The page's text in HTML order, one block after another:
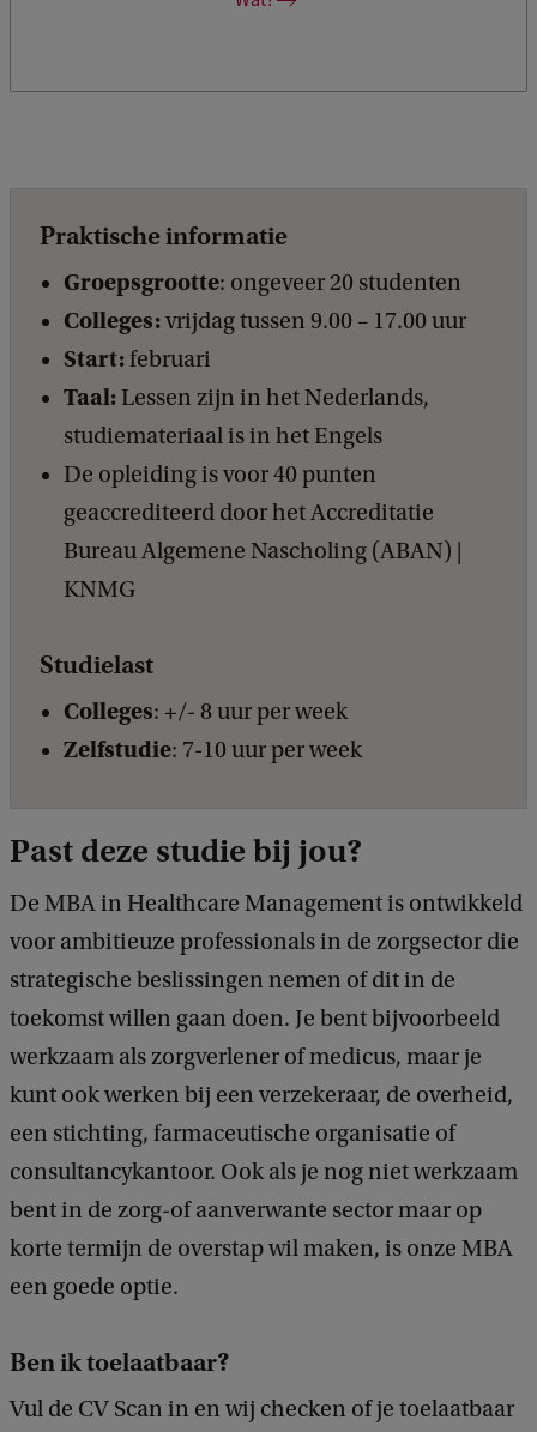
Praktische informatie
Groepsgrootte: ongeveer 20 studenten
Colleges:vrijdag tussen 9.00 – 17.00 uur
Start:februari
Taal: Lessen zijn in het Nederlands,
studiemateriaal is in het Engels
De opleiding is voor 40 punten
geaccrediteerd door het Accreditatie
Bureau Algemene Nascholing (ABAN) |
KNMG
Studielast
Colleges: +/- 8 uur per week
Zelfstudie: 7-10 uur per week
Past deze studie bij jou?
De MBA in Healthcare Management is ontwikkeld
voor ambitieuze professionals in de zorgsector die
strategische beslissingen nemen of dit in de
toekomst willen gaan doen. Je bent bijvoorbeeld
werkzaam als zorgverlener of medicus, maar je
kunt ook werken bij een verzekeraar, de overheid,
een stichting, farmaceutische organisatie of
consultancykantoor. Ook als je nog niet werkzaam
bent in de zorg-of aanverwante sector maar op
korte termijn de overstap wil maken, is onze MBA
een goede optie.
Ben ik toelaatbaar?
Vul de CV Scan in en wij checken of je toelaatbaar